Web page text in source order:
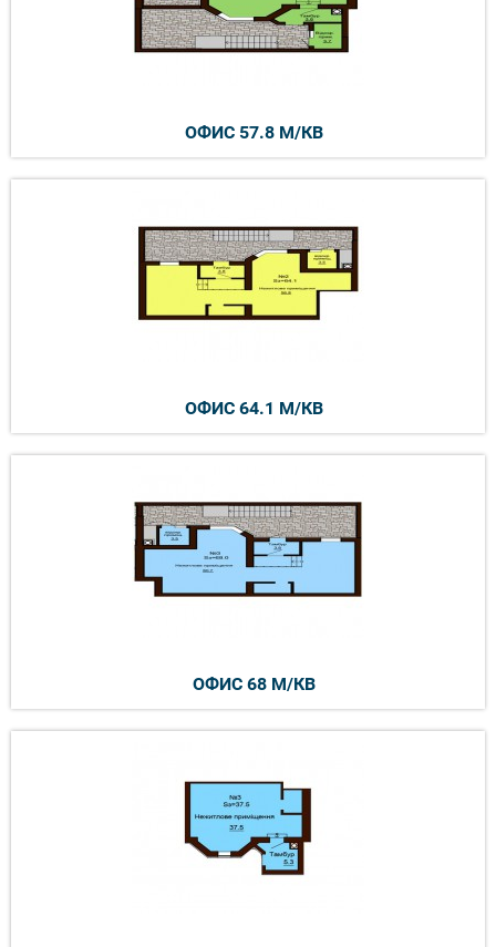
ОФИС 57.8 М/КВ
ОФИС 64.1 М/КВ
ОФИС 68 М/КВ